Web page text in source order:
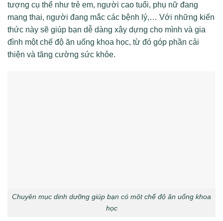
tượng cụ thể như trẻ em, người cao tuổi, phụ nữ đang
mang thai, người đang mắc các bệnh lý,… Với những kiến
thức này sẽ giúp bạn dễ dàng xây dựng cho mình và gia
đình một chế độ ăn uống khoa học, từ đó góp phần cải
thiện và tăng cường sức khỏe.
Chuyên mục dinh dưỡng giúp bạn có một chế độ ăn uống khoa
học